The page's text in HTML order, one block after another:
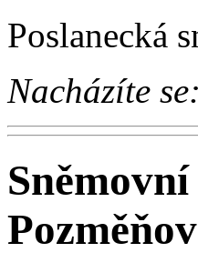
Poslanecká
Nacházíte se: